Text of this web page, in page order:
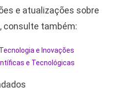
e atualizações sobre
consulte também:
e Inovações
e Tecnológicas